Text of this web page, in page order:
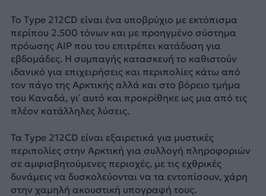
Το Type 212CD είναι ένα υποβρύχιο με εκτόπισμα
περίπου 2.500 τόνων και με προηγμένο σύστημα
πρόωσης AIP που του επιτρέπει κατάδυση για
εβδομάδες. Η συμπαγής κατασκευή το καθιστούν
ιδανικό για επιχειρήσεις και περιπολίες κάτω από
τον πάγο της Αρκτικής αλλά και στο βόρειο τμήμα
του Καναδά, γι’ αυτό και προκρίθηκε ως μια από τις
πλέον κατάλληλες λύσεις.
Τα Type 212CD είναι εξαιρετικά για μυστικές
περιπολίες στην Αρκτική για συλλογή πληροφοριών
σε αμφισβητούμενες περιοχές, με τις εχθρικές
δυνάμεις να δυσκολεύονται να τα εντοπίσουν, χάρη
στην χαμηλή ακουστική υπογραφή τους.